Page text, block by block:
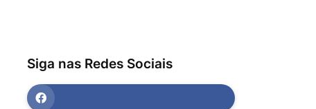
Siga nas Redes Sociais